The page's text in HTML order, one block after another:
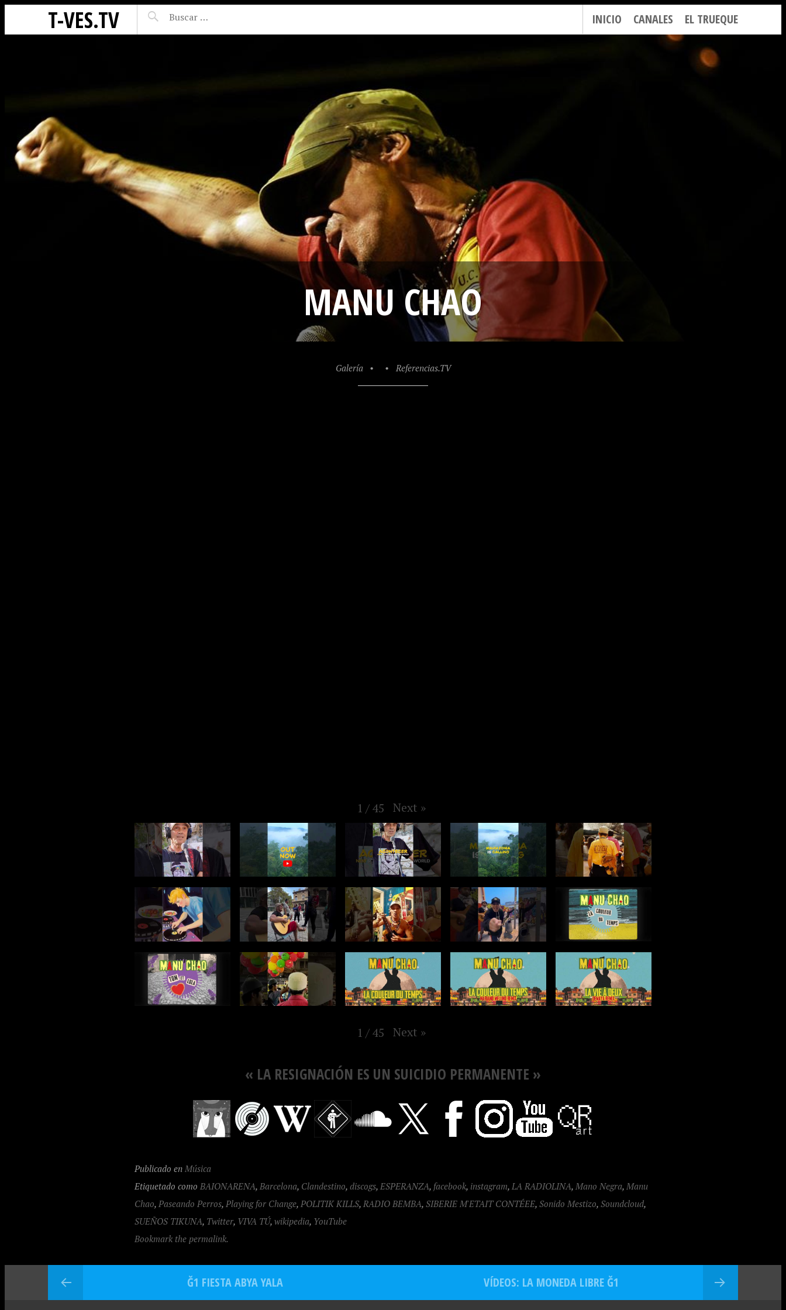
T-VES.TV INICIO CANALES EL TRUEQUE
MANU CHAO
Galería • • Referencias.TV
1 /45 Next »
1 /45 Next »
« LA RESIGNACIÓN ES UN SUICIDIO PERMANENTE »
Publicado en Música
Etiquetado como BAIONARENA, Barcelona, Clandestino, discogs, ESPERANZA, facebook, instagram, LA RADIOLINA, Mano Negra, Manu
Chao, Paseando Perros, Playing for Change, POLITIK KILLS, RADIO BEMBA, SIBERIE M'ETAIT CONTÉEE, Sonido Mestizo, Soundcloud,
SUEÑOS TIKUNA, Twitter, VIVA TÚ, wikipedia, YouTube
Bookmark the permalink.
Ğ1 FIESTA ABYA YALA VÍDEOS: LA MONEDA LIBRE Ğ1